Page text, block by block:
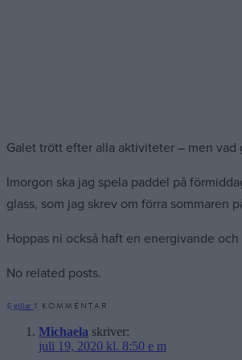
Galet trött efter alla aktiviteter – men
Imorgon ska jag spela paddel på
glass, som jag skrev om förra sommaren
Hoppas ni också haft en energivande
No related posts.
6 gillar 1 KOMMENTAR
Michaela skriver:
juli 19, 2020 kl. 8:50 e m